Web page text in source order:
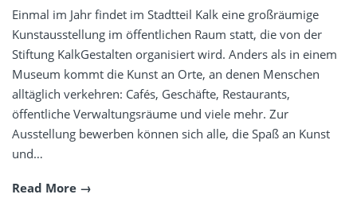
Einmal im Jahr findet im Stadtteil Kalk eine großräumige
Kunstausstellung im öffentlichen Raum statt, die von der
Stiftung KalkGestalten organisiert wird. Anders als in einem
Museum kommt die Kunst an Orte, an denen Menschen
alltäglich verkehren: Cafés, Geschäfte, Restaurants,
öffentliche Verwaltungsräume und viele mehr. Zur
Ausstellung bewerben können sich alle, die Spaß an Kunst
und…
Read More